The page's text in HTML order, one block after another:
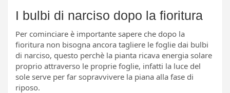
I bulbi di narciso dopo la fioritura
Per cominciare è importante sapere che dopo la
fioritura non bisogna ancora tagliere le foglie dai bulbi
di narciso, questo perchè la pianta ricava energia solare
proprio attraverso le proprie foglie, infatti la luce del
sole serve per far sopravvivere la piana alla fase di
riposo.